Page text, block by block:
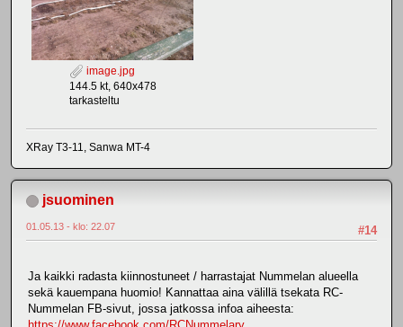
image.jpg
144.5 kt, 640x478
tarkasteltu
XRay T3-11, Sanwa MT-4
jsuominen
#14
01.05.13 - klo: 22.07
Ja kaikki radasta kiinnostuneet / harrastajat Nummelan alueella
sekä kauempana huomio! Kannattaa aina välillä tsekata RC-
Nummelan FB-sivut, jossa jatkossa infoa aiheesta: